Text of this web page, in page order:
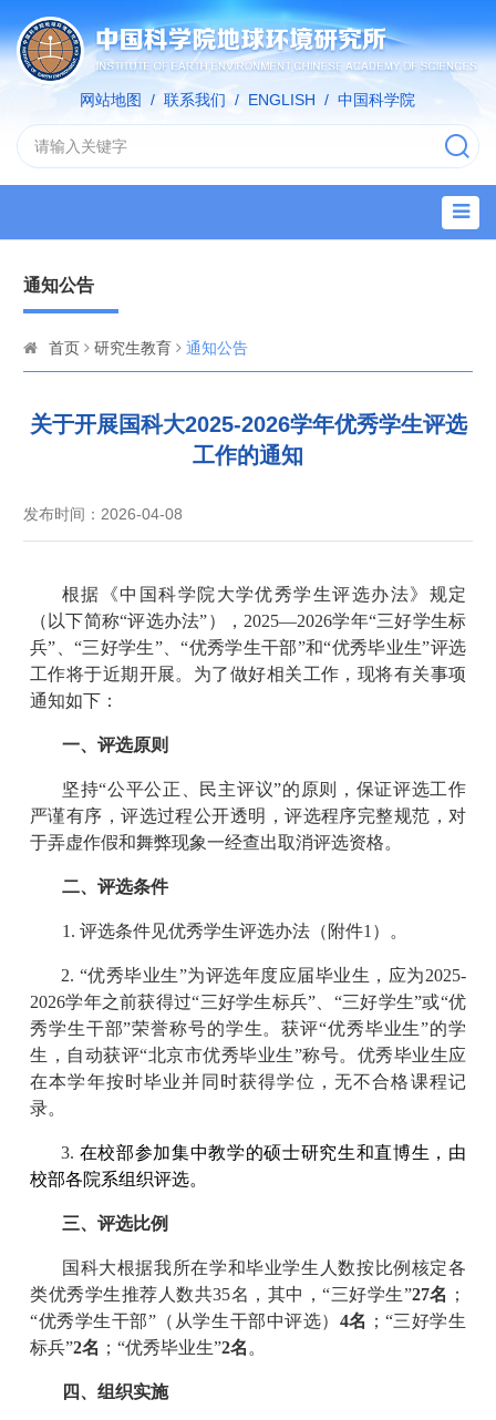
网站地图 / 联系我们 / ENGLISH / 中国科学院
通知公告
首页 研究生教育 通知公告
关于开展国科大2025-2026学年优秀学生评选
工作的通知
发布时间：2026-04-08
根据《中国科学院大学优秀学生评选办法》规定
（以下简称“评选办法”），2025—2026学年“三好学生标
兵”、“三好学生”、“优秀学生干部”和“优秀毕业生”评选
工作将于近期开展。为了做好相关工作，现将有关事项
通知如下：
一、评选原则
坚持“公平公正、民主评议”的原则，保证评选工作
严谨有序，评选过程公开透明，评选程序完整规范，对
于弄虚作假和舞弊现象一经查出取消评选资格。
二、评选条件
1. 评选条件见优秀学生评选办法（附件1）。
2. “优秀毕业生”为评选年度应届毕业生，应为2025-
2026学年之前获得过“三好学生标兵”、“三好学生”或“优
秀学生干部”荣誉称号的学生。获评“优秀毕业生”的学
生，自动获评“北京市优秀毕业生”称号。优秀毕业生应
在本学年按时毕业并同时获得学位，无不合格课程记
录。
3. 在校部参加集中教学的硕士研究生和直博生，由
校部各院系组织评选。
三、评选比例
国科大根据我所在学和毕业学生人数按比例核定各
类优秀学生推荐人数共35名，其中，“三好学生”27名 ；
“优秀学生干部”（从学生干部中评选） 4名 ；“三好学生
标兵”2名 ；“优秀毕业生”2名 。
四、组织实施